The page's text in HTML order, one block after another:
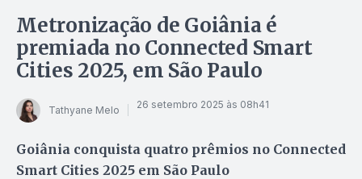
Metronização de Goiânia é
premiada no Connected Smart
Cities 2025, em São Paulo
Tathyane Melo 26 setembro 2025 às 08h41
Goiânia conquista quatro prêmios no Connected
Smart Cities 2025 em São Paulo